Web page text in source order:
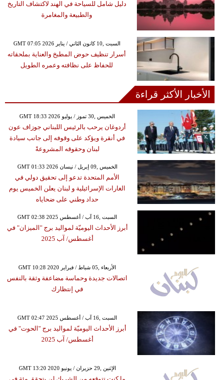
دليل شامل للسياحة في الهند لاكتشاف التاريخ
والطبيعة والمغامرة
GMT 07:05 2026 السبت ,10 كانون الثاني / يناير
أسرار تنظيف حوض المطبخ والعناية بملحقاته
للحفاظ على نظافته وعمره الطويل
الأخبار الأكثر قراءة
GMT 18:33 2026 الخميس ,30 تموز / يوليو
أردوغان يرحب بالرئيس اللبناني جوزاف عون
في أنقرة ويؤكد على وقوفه إلى جانب سيادة
لبنان وحقوقه المشروعةً
GMT 01:33 2026 الخميس ,09 إبريل / نيسان
الأمم المتحدة تدعو إلى تحقيق دولي في
الغارات الإسرائيلية و لبنان يعلن الخميس يوم
حداد وطني على ضحاياه
GMT 02:38 2025 السبت ,16 آب / أغسطس
أبرز الأحداث اليوميّة لمواليد برج "الميزان" في
أغسطس/ آب 2025
GMT 10:28 2020 الأربعاء ,05 شباط / فبراير
اتصالات جديدة وحماسة مضاعفة وثقة بالنفس
في إنتظارك
GMT 02:47 2025 السبت ,16 آب / أغسطس
أبرز الأحداث اليوميّة لمواليد برج "الحوت" في
أغسطس/ آب 2025
GMT 13:20 2020 الإثنين ,29 حزيران / يونيو